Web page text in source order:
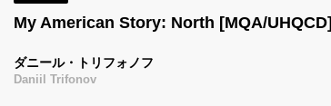
My American Story: North [MQA/UHQCD]
ダニール・トリフォノフ
Daniil Trifonov